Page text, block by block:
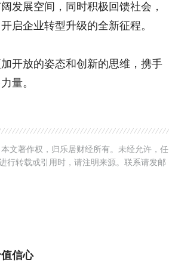
发展空间，同时积极回馈社会，
启企业转型升级的全新征程。
开放的姿态和创新的思维，携手
量。
文著作权，归乐居财经所有。未经允许，任
行转载或引用时，请注明来源。联系请发邮
信心